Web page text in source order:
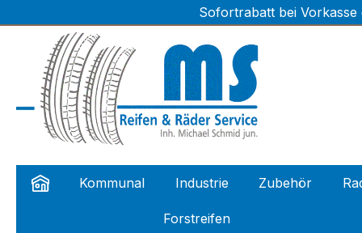
Zur Hauptnavigation springenSofortrabatt bei
Kommunal Industrie Zubehör
Forstreifen